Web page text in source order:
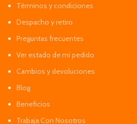
Términos y condiciones
Despacho y retiro
Preguntas frecuentes
Ver estado de mi pedido
Cambios y devoluciones
Blog
Beneficios
Trabaja Con Nosotros